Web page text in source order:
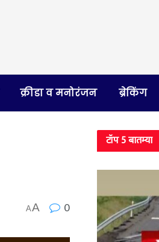
क्रीडा व मनोरंजन ब्रेकिंग
AA 0
टॉप 5 बातम्या